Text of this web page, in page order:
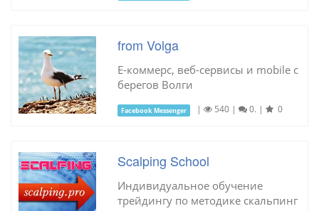
from Volga
Е-коммерс, веб-сервисы и mobile с
берегов Волги
Facebook Messenger | 540 | 0. | 0
Scalping School
Индивидуальное обучение
трейдингу по методике скальпинг